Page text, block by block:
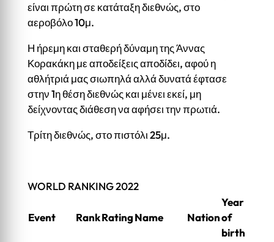
είναι πρώτη σε κατάταξη διεθνώς, στο
αεροβόλο 10μ.
Η ήρεμη και σταθερή δύναμη της Άννας
Κορακάκη με αποδείξεις αποδίδει, αφού η
αθλήτριά μας σιωπηλά αλλά δυνατά έφτασε
στην 1η θέση διεθνώς και μένει εκεί, μη
δείχνοντας διάθεση να αφήσει την πρωτιά.
Τρίτη διεθνώς, στο πιστόλι 25μ.
WORLD RANKING 2022
Event RankRatingName Nation
Year
of
birth